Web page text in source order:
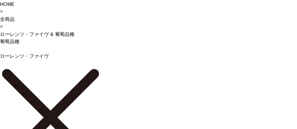
HOME
>
全商品
>
ローレンツ・ファイヴ& 葡萄品種
葡萄品種
ローレンツ・ファイヴ